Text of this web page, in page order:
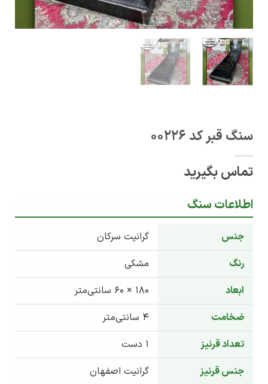
سنگ قبر کد 00226
تماس بگیرید
اطلاعات سنگ
جنس
گرانیت سرکان
رنگ
مشکی
ابعاد
۱۸۰ × ۶۰ سانتی‌متر
ضخامت
تعداد قرنیز
جنس قرنیز
گرانیت اصفهان